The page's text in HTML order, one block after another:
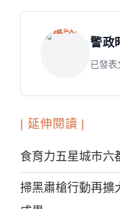
警政
已發
| 延伸閱讀 |
食育力五星城市六
掃黑肅槍行動再